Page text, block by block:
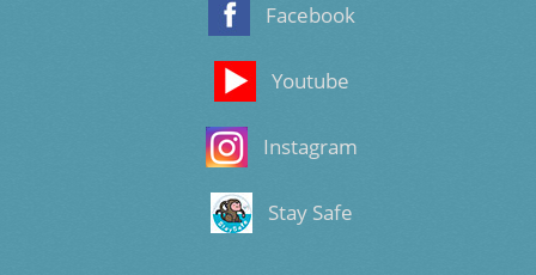
Facebook
Youtube
Instagram
Stay Safe